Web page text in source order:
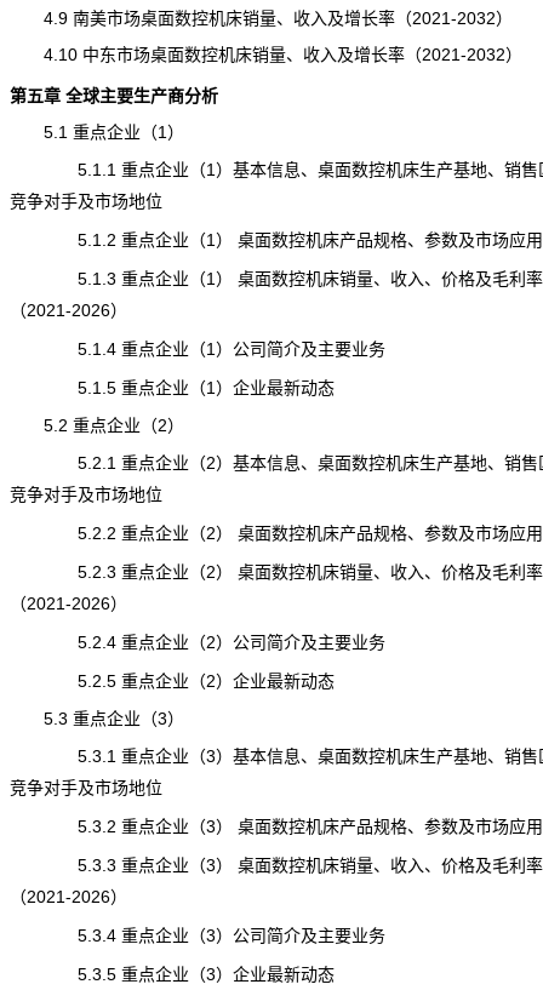
4.9 南美市场桌面数控机床销量、收入及增长率（2021-2032）
4.10 中东市场桌面数控机床销量、收入及增长率（2021-2032）
第五章 全球主要生产商分析
5.1 重点企业（1）
5.1.1 重点企业（1）基本信息、桌面数控机床生产基地、销售
竞争对手及市场地位
5.1.2 重点企业（1） 桌面数控机床产品规格、参数及市场应用
5.1.3 重点企业（1） 桌面数控机床销量、收入、价格及毛利率
（2021-2026）
5.1.4 重点企业（1）公司简介及主要业务
5.1.5 重点企业（1）企业最新动态
5.2 重点企业（2）
5.2.1 重点企业（2）基本信息、桌面数控机床生产基地、销售
竞争对手及市场地位
5.2.2 重点企业（2） 桌面数控机床产品规格、参数及市场应用
5.2.3 重点企业（2） 桌面数控机床销量、收入、价格及毛利率
（2021-2026）
5.2.4 重点企业（2）公司简介及主要业务
5.2.5 重点企业（2）企业最新动态
5.3 重点企业（3）
5.3.1 重点企业（3）基本信息、桌面数控机床生产基地、销售
竞争对手及市场地位
5.3.2 重点企业（3） 桌面数控机床产品规格、参数及市场应用
5.3.3 重点企业（3） 桌面数控机床销量、收入、价格及毛利率
（2021-2026）
5.3.4 重点企业（3）公司简介及主要业务
5.3.5 重点企业（3）企业最新动态